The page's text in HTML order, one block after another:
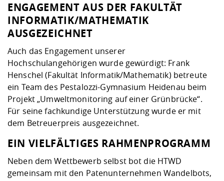
ENGAGEMENT AUS DER FAKULTÄT
INFORMATIK/MATHEMATIK
AUSGEZEICHNET
Auch das Engagement unserer
Hochschulangehörigen wurde gewürdigt: Frank
Henschel (Fakultät Informatik/Mathematik) betreute
ein Team des Pestalozzi-Gymnasium Heidenau beim
Projekt „Umweltmonitoring auf einer Grünbrücke“.
Für seine fachkundige Unterstützung wurde er mit
dem Betreuerpreis ausgezeichnet.
EIN VIELFÄLTIGES RAHMENPROGRAMM
Neben dem Wettbewerb selbst bot die HTWD
gemeinsam mit den Patenunternehmen Wandelbots,